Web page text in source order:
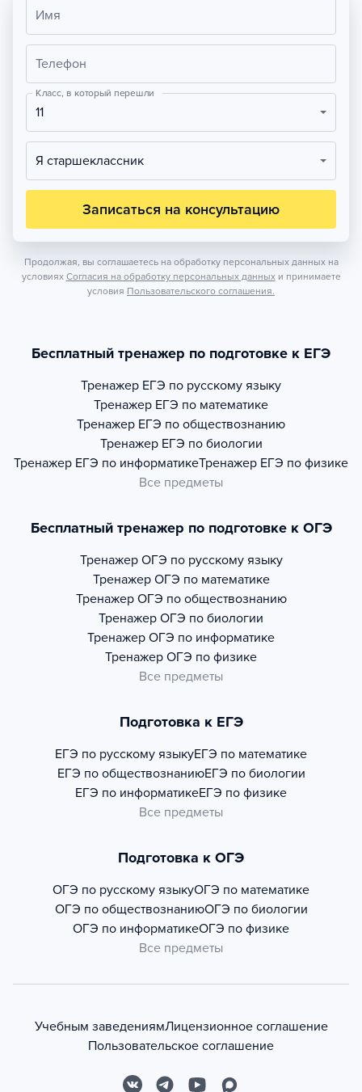
Имя
Телефон
Класс, в который перешли
11
Я старшеклассник
Записаться на консультацию
Продолжая, вы соглашаетесь на обработку персональных данных на
условиях Согласия на обработку персональных данных и принимаете
условия Пользовательского соглашения.
Бесплатный тренажер по подготовке к ЕГЭ
Тренажер ЕГЭ по русскому языку
Тренажер ЕГЭ по математике
Тренажер ЕГЭ по обществознанию
Тренажер ЕГЭ по биологии
Тренажер ЕГЭ по информатикеТренажер ЕГЭ по физике
Все предметы
Бесплатный тренажер по подготовке к ОГЭ
Тренажер ОГЭ по русскому языку
Тренажер ОГЭ по математике
Тренажер ОГЭ по обществознанию
Тренажер ОГЭ по биологии
Тренажер ОГЭ по информатике
Тренажер ОГЭ по физике
Все предметы
Подготовка к ЕГЭ
ЕГЭ по русскому языкуЕГЭ по математике
ЕГЭ по обществознаниюЕГЭ по биологии
ЕГЭ по информатикеЕГЭ по физике
Все предметы
Подготовка к ОГЭ
ОГЭ по русскому языкуОГЭ по математике
ОГЭ по обществознаниюОГЭ по биологии
ОГЭ по информатикеОГЭ по физике
Все предметы
Учебным заведениямЛицензионное соглашение
Пользовательское соглашение